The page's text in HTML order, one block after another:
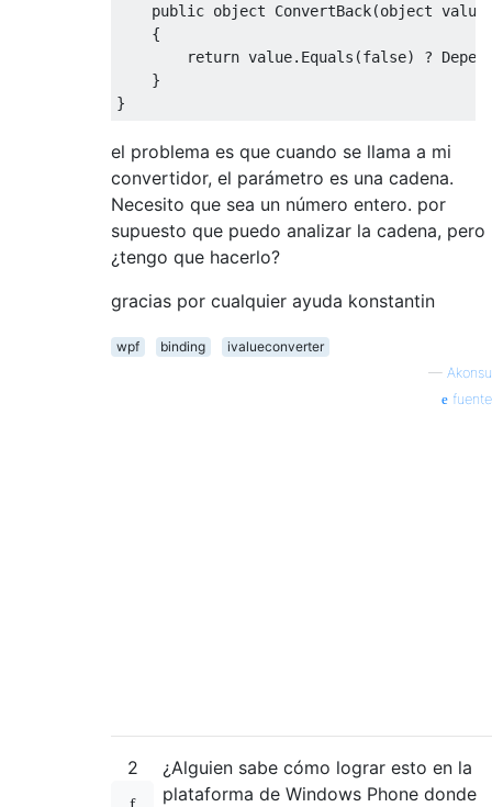
public object ConvertBack(object value
{
return value. Equals (false) ?
}
}
el problema es que cuando se llama a mi
convertidor, el parámetro es una cadena.
Necesito que sea un número entero. por
supuesto que puedo analizar la cadena, pero
¿tengo que hacerlo?
gracias por cualquier ayuda konstantin
wpf binding
ivalueconverter
— Akonsu
fuente
2
¿Alguien sabe cómo lograr esto en la
plataforma de Windows Phone donde